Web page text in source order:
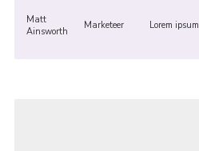
Matt
Ainsworth
Marketeer Lorem ipsum